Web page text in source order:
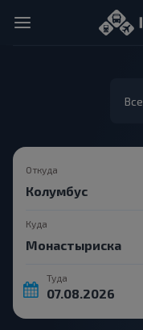
Все
Откуда
Куда
Туда